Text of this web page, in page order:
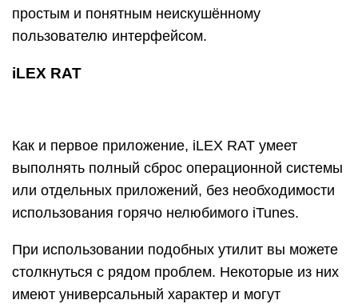
простым и понятным неискушённому
пользователю интерфейсом.
iLEX RAT
Как и первое приложение, iLEX RAT умеет
выполнять полный сброс операционной системы
или отдельных приложений, без необходимости
использования горячо нелюбимого iTunes.
При использовании подобных утилит вы можете
столкнуться с рядом проблем. Некоторые из них
имеют универсальный характер и могут